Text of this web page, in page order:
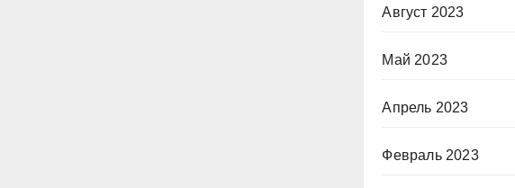
Август 2023
Май 2023
Апрель 2023
Февраль 2023